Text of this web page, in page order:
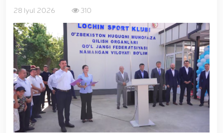
28 Iyul 2026 310